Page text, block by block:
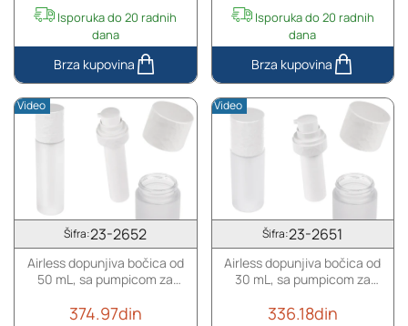
Isporuka do 20 radnih
dana
Airless
bočica
pumpicom
Isporuka do 20 radnih
dana
Airless
-
kozmetičku
upotrebu,
bronzane
boje
Šifra:23-2652
Airless dopunjiva bočica od
50 mL, sa pumpicom za
staklenim kućištem
Video
374.97din
Šifra:23-2651
Airless dopunjiva bočica od
30 mL, sa pumpicom za
staklenim kućištem
Video
336.18din